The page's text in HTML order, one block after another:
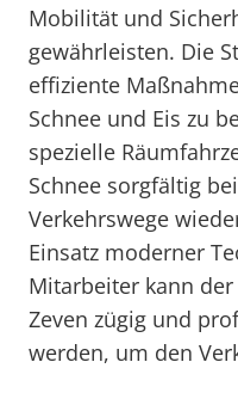
Mobilität und
gewährleisten. Die
effiziente
Schnee und Eis zu
spezielle
Schnee sorgfältig
Verkehrswege
Einsatz moderner
Mitarbeiter kann
Zeven zügig und
werden, um den